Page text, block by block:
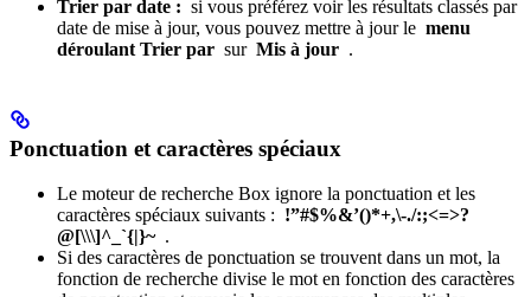
Trier par date : si vous préférez voir les résultats classés par
date de mise à jour, vous pouvez mettre à jour le menu
déroulant Trier par sur Mis à jour .
Ponctuation et caractères spéciaux
Le moteur de recherche Box ignore la ponctuation et les
caractères spéciaux suivants : !”#$%&’()*+,\-./:;<=>?
@[\\\]^_`{|}~.
Si des caractères de ponctuation se trouvent dans un mot, la
fonction de recherche divise le mot en fonction des caractères